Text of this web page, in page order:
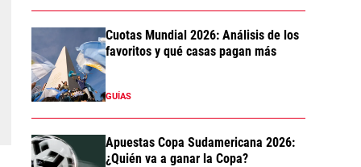
Cuotas Mundial 2026: Análisis de los
favoritos y qué casas pagan más
GUÍAS
Apuestas Copa Sudamericana 2026:
¿Quién va a ganar la Copa?